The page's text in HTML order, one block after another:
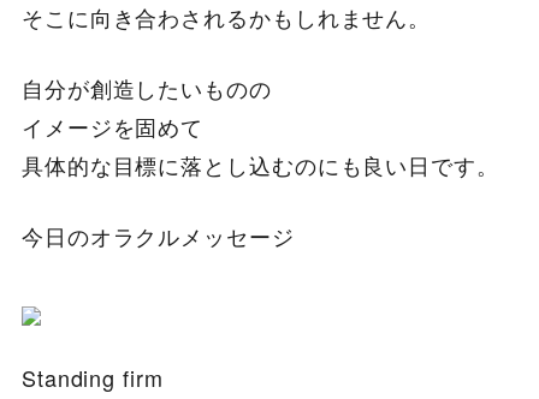
そこに向き合わされるかもしれません。
自分が創造したいものの
イメージを固めて
具体的な目標に落とし込むのにも良い日です。
今日のオラクルメッセージ
Standing firm